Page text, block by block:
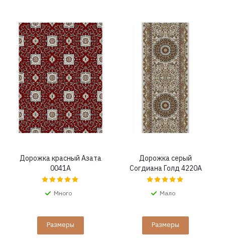
Дорожка красный Азата
0041A
Много
Размеры
Дорожка серый
Согдиана Голд 4220A
Мало
Размеры